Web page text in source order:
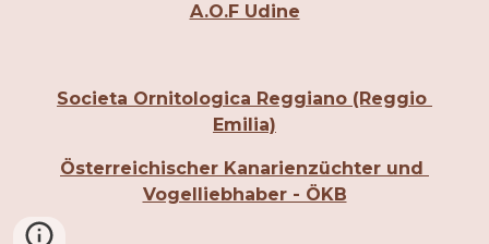
A.O.F Udine
Societa Ornitologica Reggiano (Reggio
Emilia)
Österreichischer Kanarienzüchter und
Vogelliebhaber - ÖKB